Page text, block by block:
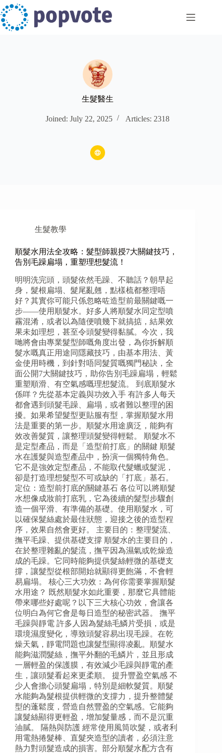
Skip
to
content
生髮醫生
Joined: July 22, 2025 Articles: 2318
生髮教學
順髮水用法全攻略：髮型師親授7大關鍵技巧，
告別毛躁扁塌，重塑理想髮流！
明明洗完頭，頭髮依然毛躁、不聽話？朝早起
身，髮根扁塌、髮尾亂翹，點樣梳都整理唔
好？其實你可能只係忽略咗造型前最關鍵嘅一
步——使用順髮水。好多人將順髮水同定型噴
霧混淆，或者以為隨便噴幾下就搞掂，結果效
果未如理想，甚至令頭髮變得黏膩。今次，我
哋將會由專業髮型師嘅角度出發，為你拆解順
髮水嘅真正用途同隱藏技巧，由基本用法、黃
金使用時機，到針對唔同髮質嘅獨門秘訣，全
面公開7大關鍵技巧，助你告別毛躁扁塌，輕鬆
重塑順滑、有空氣感嘅理想髮流。 到底順髮水
係咩？先從基本定義與功效入手 有許多人每天
都會遇到頭髮毛躁、扁塌，或者難以整理的困
擾。如果希望髮型更貼服有型，掌握順髮水用
法是重要的第一步。順髮水用途廣泛，能夠有
效改善髮質，讓整理頭髮變得輕鬆。 順髮水不
是定型產品，而是「造型前打底」的關鍵 順髮
水在護髮與造型產品中，扮演一個獨特角色。
它不是強效定型產品，不能取代髮蠟或髮泥，
卻是打造理想髮型不可或缺的「打底」基石。
定位：造型前打底的關鍵基石 各位可以將順髮
水想像成妝前打底乳，它為後續的髮型步驟創
造一個平滑、有準備的基礎。使用順髮水，可
以確保髮絲處於最佳狀態，迎接之後的造型程
序，效果自然會更好。 主要目的：整理髮流、
撫平毛躁、提供基礎支撐 順髮水的主要目的，
在於整理雜亂的髮流，撫平因為濕氣或乾燥造
成的毛躁。它同時能夠提供髮絲輕微的基礎支
撐，讓髮型從根部開始就顯得更飽滿，不會輕
易扁塌。 核心三大功效：為何你需要掌握順髮
水用途？ 既然順髮水如此重要，那麼它具體能
帶來哪些好處呢？以下三大核心功效，會讓各
位明白為何它會是每日造型的秘密武器。 撫平
毛躁與靜電 許多人因為髮絲毛鱗片受損，或是
環境濕度變化，導致頭髮容易出現毛躁。在乾
燥天氣，靜電問題也讓髮型顯得凌亂。順髮水
能夠滋潤髮絲，撫平外翻的毛鱗片，並且形成
一層輕盈的保護膜，有效減少毛躁與靜電的產
生，讓頭髮看起來更柔順。 提升豐盈空氣感 不
少人會擔心頭髮扁塌，特別是細軟髮質。順髮
水能夠為髮根提供輕微的支撐力，提升整體髮
型的蓬鬆度，營造自然豐盈的空氣感。它能夠
讓髮絲顯得更輕盈，增加髮量感，而不是沉重
油膩。 隔熱與防護 經常使用風筒吹髮，或者利
用電熱捲髮棒、直髮夾造型的讀者，必須注意
熱力對頭髮造成的損害。部分順髮水配方含有